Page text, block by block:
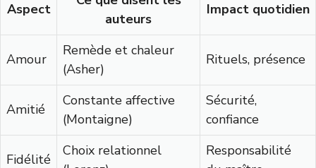
Aspect
auteurs
Impact quotidien
Amour
Remède et chaleur
(Asher)
Rituels, présence
Amitié
Constante affective
(Montaigne)
Sécurité,
confiance
Fidélité
Choix relationnel
Responsabilité